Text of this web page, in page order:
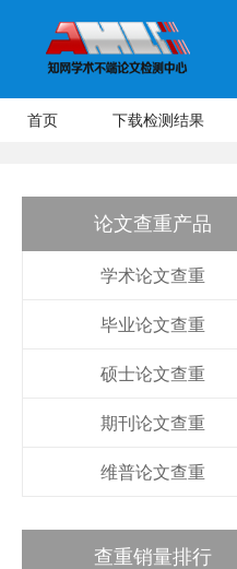
首页 下载检测结果
论文查重产品
学术论文查重
毕业论文查重
硕士论文查重
期刊论文查重
维普论文查重
查重销量排行